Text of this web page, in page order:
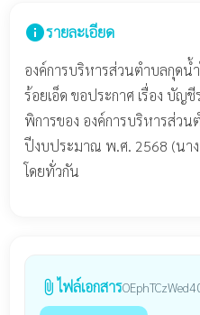
infoรายละเอียด
องค์การบริหารส่วนตำบลกุดน้
ร้อยเอ็ด ขอประกาศ เรื่อง บัญ
พิการของ องค์การบริหารส่วน
ปีงบประมาณ พ.ศ. 2568 (นาง
โดยทั่วกัน
attach_file ไฟล์เอกสาร